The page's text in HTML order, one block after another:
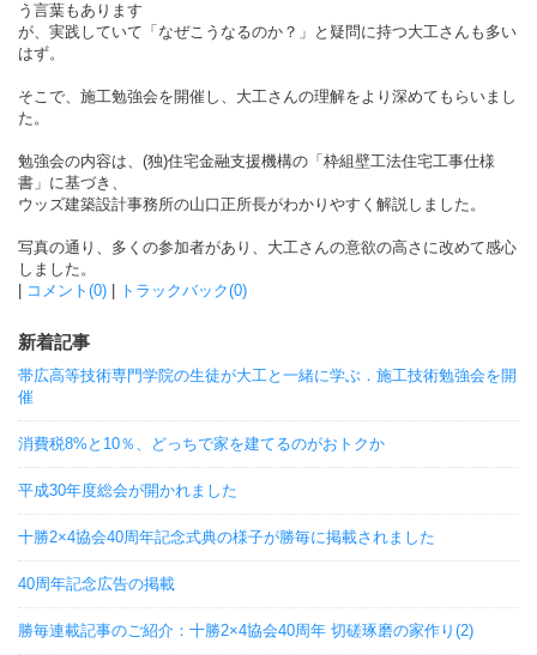
う言葉もあります
が、実践していて「なぜこうなるのか？」と疑問に持つ大工さんも多い
はず。
そこで、施工勉強会を開催し、大工さんの理解をより深めてもらいまし
た。
勉強会の内容は、(独)住宅金融支援機構の「枠組壁工法住宅工事仕様
書」に基づき、
ウッズ建築設計事務所の山口正所長がわかりやすく解説しました。
写真の通り、多くの参加者があり、大工さんの意欲の高さに改めて感心
しました。
コメント(0) トラックバック(0)
新着記事
帯広高等技術専門学院の生徒が大工と一緒に学ぶ．施工技術勉強会を開
催
消費税8%と10％、どっちで家を建てるのがおトクか
平成30年度総会が開かれました
十勝2×4協会40周年記念式典の様子が勝毎に掲載されました
40周年記念広告の掲載
勝毎連載記事のご紹介：十勝2×4協会40周年 切磋琢磨の家作り(2)